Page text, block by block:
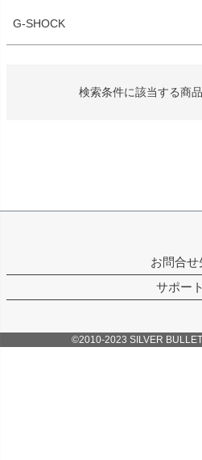
G-SHOCK
検索条件に該当する商
お問合せ
サポート
©2010-2023 SILVER